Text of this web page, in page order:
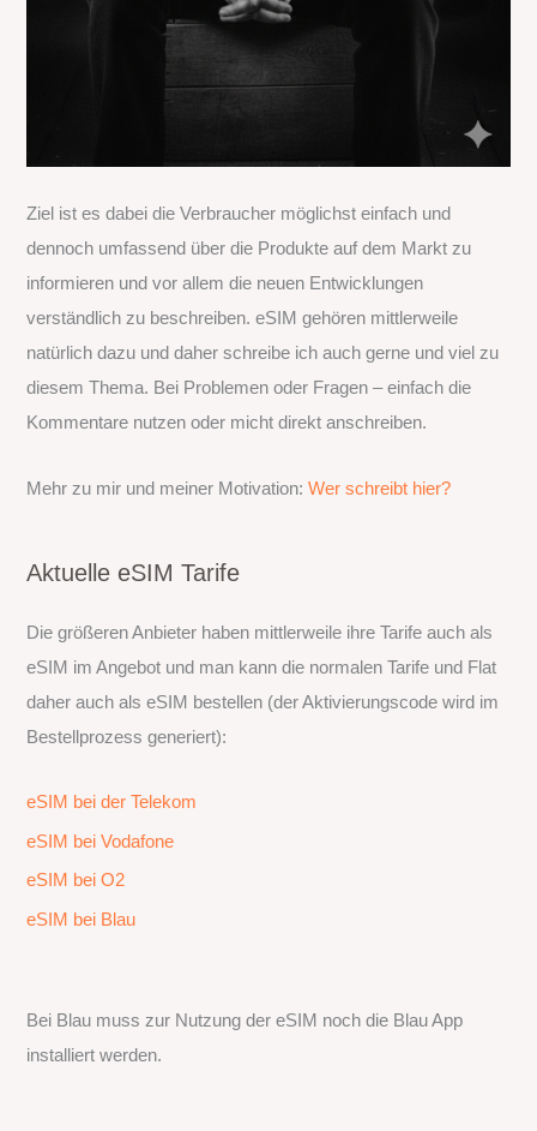
Ziel ist es dabei die Verbraucher möglichst einfach und
dennoch umfassend über die Produkte auf dem Markt zu
informieren und vor allem die neuen Entwicklungen
verständlich zu beschreiben. eSIM gehören mittlerweile
natürlich dazu und daher schreibe ich auch gerne und viel zu
diesem Thema. Bei Problemen oder Fragen – einfach die
Kommentare nutzen oder micht direkt anschreiben.
Mehr zu mir und meiner Motivation:Wer schreibt hier?
Aktuelle eSIM Tarife
Die größeren Anbieter haben mittlerweile ihre Tarife auch als
eSIM im Angebot und man kann die normalen Tarife und Flat
daher auch als eSIM bestellen (der Aktivierungscode wird im
Bestellprozess generiert):
eSIM bei der Telekom
eSIM bei Vodafone
eSIM bei O2
eSIM bei Blau
Bei Blau muss zur Nutzung der eSIM noch die Blau App
installiert werden.